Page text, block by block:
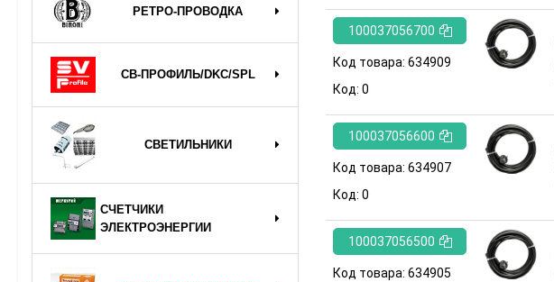
РЕТРО-ПРОВОДКА
СВ-ПРОФИЛЬ/DKC/SPL
СВЕТИЛЬНИКИ
СЧЕТЧИКИ
ЭЛЕКТРОЭНЕРГИИ
100037056700
Код товара: 634909
Код: 0
100037056600
Код товара: 634907
Код: 0
100037056500
Код товара: 634905